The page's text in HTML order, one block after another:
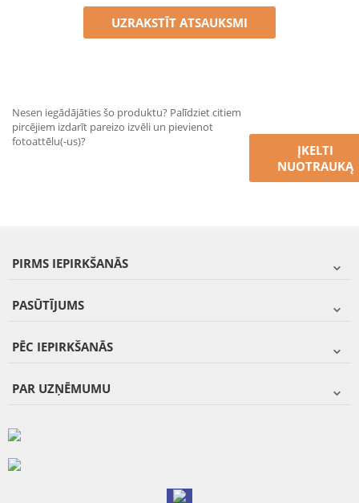
UZRAKSTĪT ATSAUKSMI
Nesen iegādājāties šo produktu? Palīdziet citiem
pircējiem izdarīt pareizo izvēli un pievienot
fotoattēlu(-us)?
ĮKELTI
NUOTRAUKĄ
PIRMS IEPIRKŠANĀS
PASŪTĪJUMS
PĒC IEPIRKŠANĀS
PAR UZŅĒMUMU